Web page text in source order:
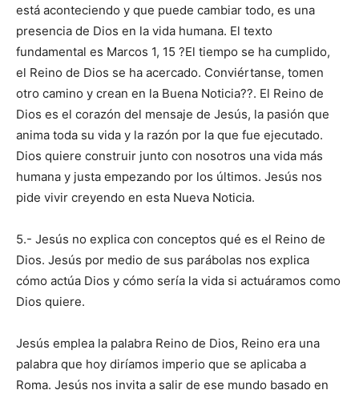
está aconteciendo y que puede cambiar todo, es una
presencia de Dios en la vida humana. El texto
fundamental es Marcos 1, 15 ?El tiempo se ha cumplido,
el Reino de Dios se ha acercado. Conviértanse, tomen
otro camino y crean en la Buena Noticia??. El Reino de
Dios es el corazón del mensaje de Jesús, la pasión que
anima toda su vida y la razón por la que fue ejecutado.
Dios quiere construir junto con nosotros una vida más
humana y justa empezando por los últimos. Jesús nos
pide vivir creyendo en esta Nueva Noticia.
5.- Jesús no explica con conceptos qué es el Reino de
Dios. Jesús por medio de sus parábolas nos explica
cómo actúa Dios y cómo sería la vida si actuáramos como
Dios quiere.
Jesús emplea la palabra Reino de Dios, Reino era una
palabra que hoy diríamos imperio que se aplicaba a
Roma. Jesús nos invita a salir de ese mundo basado en